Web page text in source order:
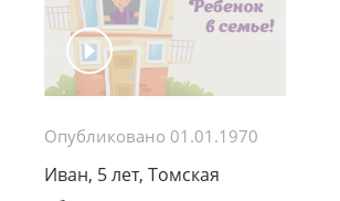
Опубликовано 01.01.1970
Иван, 5 лет, Томская